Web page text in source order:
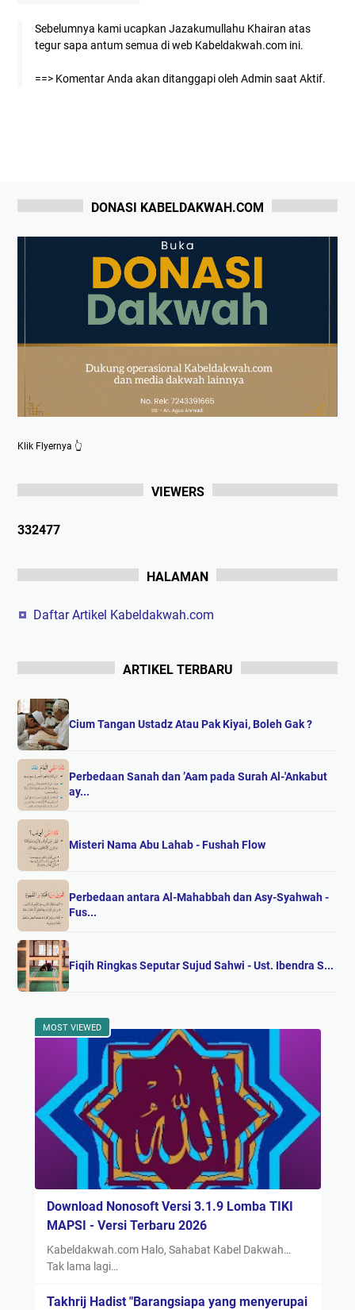
Sebelumnya kami ucapkan Jazakumullahu Khairan atas
tegur sapa antum semua di web Kabeldakwah.com ini.
==> Komentar Anda akan ditanggapi oleh Admin saat Aktif.
DONASI KABELDAKWAH.COM
Klik Flyernya 👆
VIEWERS
332477
HALAMAN
Daftar Artikel Kabeldakwah.com
ARTIKEL TERBARU
Cium Tangan Ustadz Atau Pak Kiyai, Boleh Gak ?
Perbedaan Sanah dan ’Aam pada Surah Al-'Ankabut
ay...
Misteri Nama Abu Lahab - Fushah Flow
Perbedaan antara Al-Mahabbah dan Asy-Syahwah -
Fus...
Fiqih Ringkas Seputar Sujud Sahwi - Ust. Ibendra S...
MOST VIEWED
Download Nonosoft Versi 3.1.9 Lomba TIKI
MAPSI - Versi Terbaru 2026
Kabeldakwah.com Halo, Sahabat Kabel Dakwah…
Tak lama lagi…
Takhrij Hadist "Barangsiapa yang menyerupai